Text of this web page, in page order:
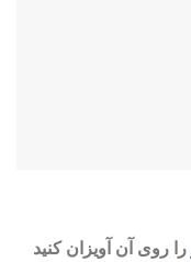
را روی آن آویزان کنید